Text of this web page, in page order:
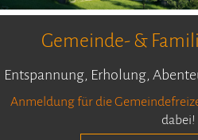
Gemeinde- &
Entspannung, Erholung,
Anmeldung für die
dabei!